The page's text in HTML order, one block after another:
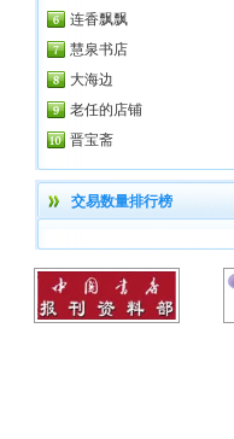
连香飘飘
慧泉书店
大海边
老任的店铺
晋宝斋
交易数量排行榜